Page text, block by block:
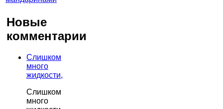
Новые
комментарии
Слишком
много
жидкости,
Слишком
много